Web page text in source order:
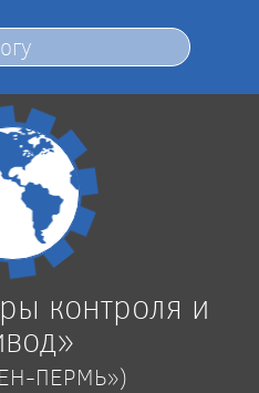
контроля и
ПЕРМЬ»)